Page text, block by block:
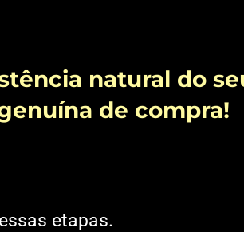
natural do
de compra!
etapas.